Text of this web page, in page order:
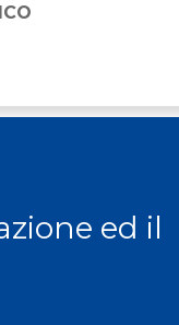
ed il